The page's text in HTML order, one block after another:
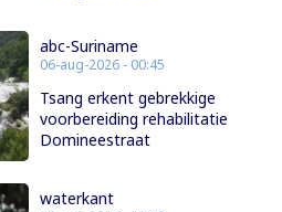
abc-Suriname
06-aug-2026 - 00:45
Tsang erkent gebrekkige
voorbereiding rehabilitatie
Domineestraat
waterkant